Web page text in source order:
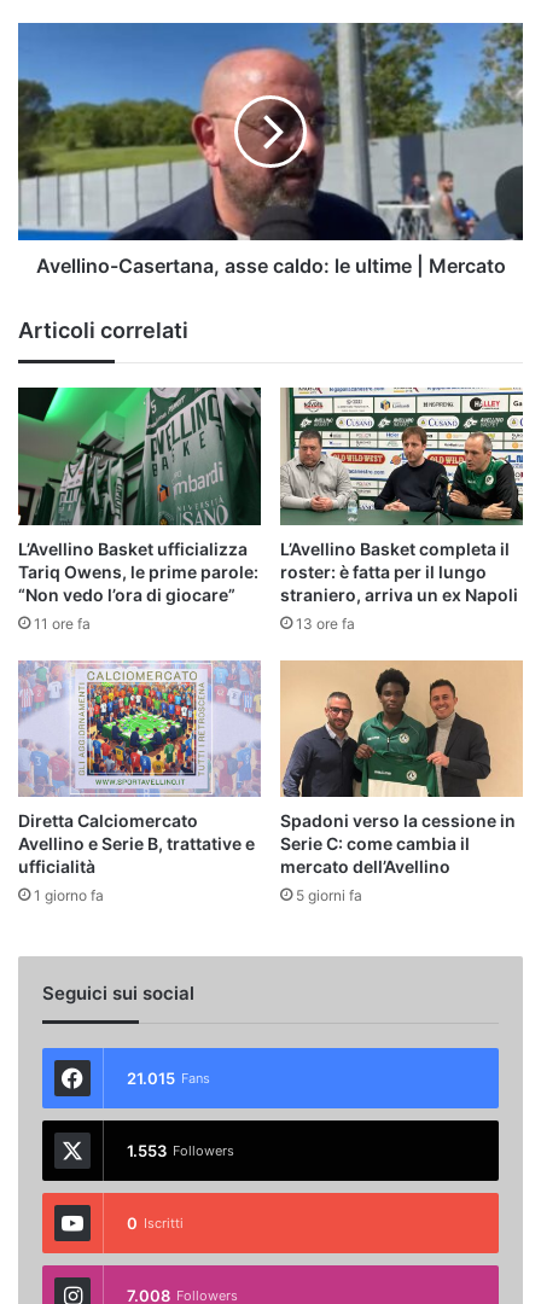
asse
caldo:
ultime
|
Avellino-Casertana, asse caldo: le ultime | Mercato
Articoli correlati
L’Avellino Basket ufficializza
Tariq Owens, le prime parole:
“Non vedo l’ora di giocare”
11 ore fa
L’Avellino Basket completa il
roster: è fatta per il lungo
straniero, arriva un ex Napoli
13 ore fa
Diretta Calciomercato
Avellino e Serie B, trattative e
ufficialità
1 giorno fa
Spadoni verso la cessione in
Serie C: come cambia il
mercato dell’Avellino
5 giorni fa
Seguici sui social
21.015 Fans
1.553 Followers
0 Iscritti
7.008 Followers